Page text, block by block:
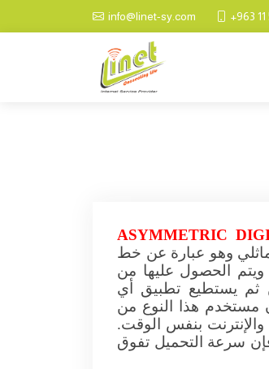
info@linet-sy.com +963
ASYMMETRIC
وهو عبارة عن خط
الحصول عليها من
ثم يستطيع تطبيق أي
مستخدم هذا النوع من
بنفس الوقت.
فإن سرعة التحميل تفوق